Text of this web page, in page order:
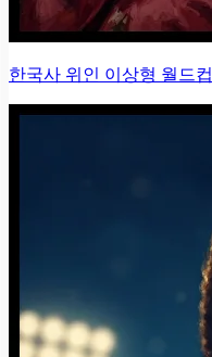
한국사 위인 이상형 월드컵